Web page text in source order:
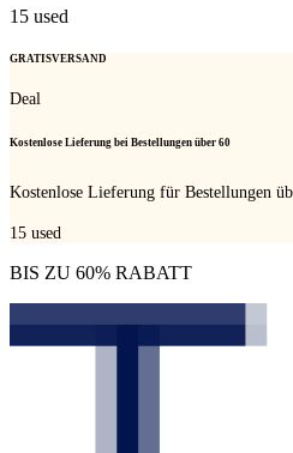
15 used
GRATISVERSAND
Deal
Kostenlose Lieferung bei Bestellungen über 60
Kostenlose Lieferung für Bestellungen
15 used
BIS ZU 60% RABATT